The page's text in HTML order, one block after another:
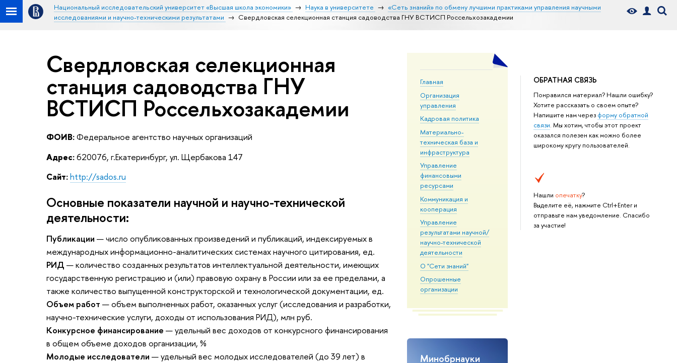
Национальный исследовательский университет «Высшая школа экономики» Наука в университете
«Сеть знаний» по обмену лучшими практиками управления научными
исследованиями и научно-техническими результатами
Свердловская селекционная станция садоводства ГНУ ВСТИСП Россельхозакадемии
Главная
Организация
управления
Кадровая политика
Материально-
техническая база и
инфраструктура
Управление
финансовыми
ресурсами
Коммуникация и
кооперация
Управление
результатами научной/
научно-технической
деятельности
О "Сети знаний"
Опрошенные
организации
Минобрнауки
ОБРАТНАЯ СВЯЗЬ
Понравился материал? Нашли ошибку?
Хотите рассказать о своем опыте?
Напишите нам через форму обратной
связи. Мы хотим, чтобы этот проект
оказался полезен как можно более
широкому кругу пользователей.
Нашли опечатку?
Выделите её, нажмите Ctrl+Enter и
отправьте нам уведомление. Спасибо
за участие!
Свердловская селекционная
станция садоводства ГНУ
ВСТИСП Россельхозакадемии
ФОИВ:Федеральное агентство научных организаций
Адрес:620076, г.Екатеринбург, ул. Щербакова 147
Сайт:http://sados.ru
Основные показатели научной и научно-технической
деятельности:
Публикации — число опубликованных произведений и публикаций, индексируемых в
международных информационно-аналитических системах научного цитирования, ед.
РИД — количество созданных результатов интеллектуальной деятельности, имеющих
государственную регистрацию и (или) правовую охрану в России или за ее пределами, а
также количество выпущенной конструкторской и технологической документации, ед.
Объем работ — объем выполненных работ, оказанных услуг (исследования и разработки,
научно-технические услуги, доходы от использования РИД), млн руб.
Конкурсное финансирование — удельный вес доходов от конкурсного финансирования
в общем объеме доходов организации, %
Молодые исследователи — удельный вес молодых исследователей (до 39 лет) в